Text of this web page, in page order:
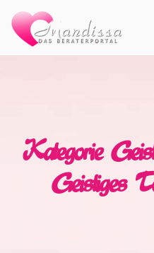
Kategorie
Geistiges